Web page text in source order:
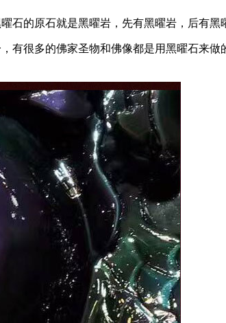
石的原石就是黑曜岩，先有黑曜岩，后有黑
有很多的佛家圣物和佛像都是用黑曜石来